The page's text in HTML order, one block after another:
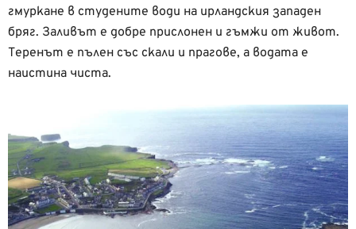
гмуркане в студените води на ирландския западен
бряг. Заливът е добре прислонен и гъмжи от живот.
Теренът е пълен със скали и прагове, а водата е
наистина чиста.